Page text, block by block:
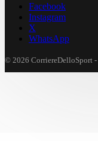
Facebook
Instagram
X
WhatsApp
© 2026 CorriereDelloSport